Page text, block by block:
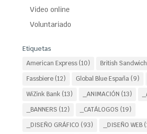
Video online
Voluntariado
Etiquetas
American Express(10) British
Fassbiere(12) Global Blue España(9)
WiZink Bank(13) _ANIMACIÓN (13)
_BANNERS (12) _CATÁLOGOS (19)
_DISEÑO GRÁFICO (93) _DISEÑO WEB